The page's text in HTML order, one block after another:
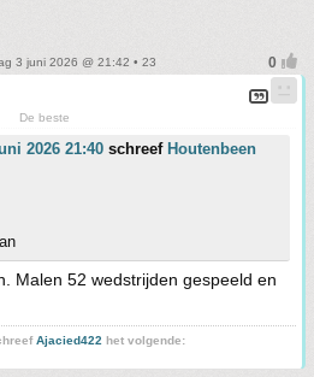
3 juni 2026 @ 21:42 • 23
De beste
2026 21:40 schreef Houtenbeen
Malen 52 wedstrijden gespeeld en
Ajacied422 het volgende: